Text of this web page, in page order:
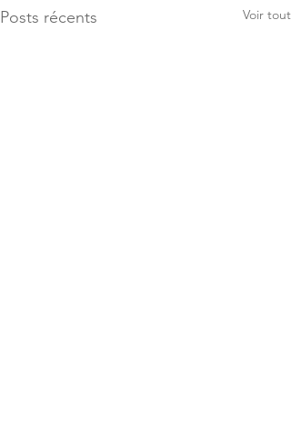
Posts récents Voir tout